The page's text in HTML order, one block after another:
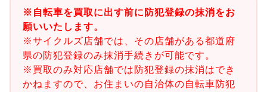
※自転車を買取に出す前に防犯登録の抹消をお
願いいたします。
※サイクルズ店舗では、その店舗がある都道府
県の防犯登録のみ抹消手続きが可能です。
※買取のみ対応店舗では防犯登録の抹消はでき
かねますので、お住まいの自治体の自転車防犯